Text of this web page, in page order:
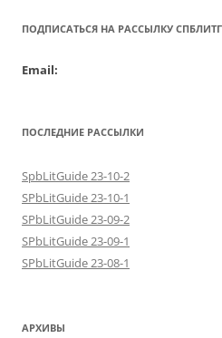
ПОДПИСАТЬСЯ НА РАССЫЛКУ
Email:
ПОСЛЕДНИЕ РАССЫЛКИ
SpbLitGuide 23-10-2
SPbLitGuide 23-10-1
SPbLitGuide 23-09-2
SPbLitGuide 23-09-1
SPbLitGuide 23-08-1
АРХИВЫ